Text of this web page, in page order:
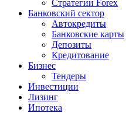
Стратегии Forex
Банковский сектор
Автокредиты
Банковские карты
Депозиты
Кредитование
Бизнес
Тендеры
Инвестиции
Лизинг
Ипотека